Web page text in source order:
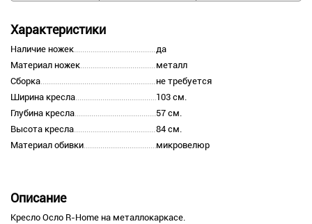
Характеристики
Наличие ножек
да
Материал ножек
металл
Сборка
не требуется
Ширина кресла
103 см.
Глубина кресла
57 см.
Высота кресла
84 см.
Материал обивки
микровелюр
Описание
Кресло Осло R-Home на металлокаркасе.